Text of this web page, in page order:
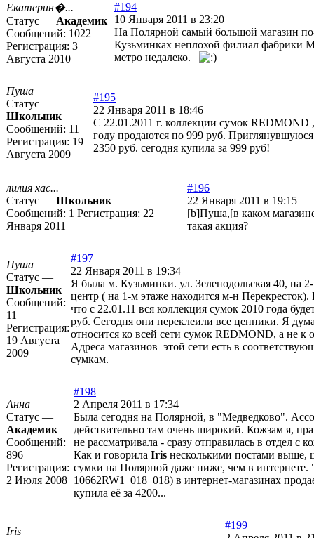
Екатерин�...
Статус — Академик
Сообщений: 1022
Регистрация: 3
Августа 2010
#194
10 Января 2011 в 23:20
На Полярной самый большой магазин
Кузьминках неплохой филиал фабрики
метро недалеко.
Пуша
Статус —
Школьник
Сообщений: 11
Регистрация: 19
Августа 2009
#195
22 Января 2011 в 18:46
С 22.01.2011 г. коллекции сумок REDMOND
году продаются по 999 руб. Приглянувшуюся
2350 руб. сегодня купила за 999 руб!
лилия хас...
Статус — Школьник
Сообщений: 1 Регистрация: 22
Января 2011
#196
22 Января 2011 в 19:15
[b]Пуша,[в каком
такая акция?
Пуша
Статус —
Школьник
Сообщений:
11
Регистрация:
19 Августа
2009
#197
22 Января 2011 в 19:34
Я была м. Кузьминки. ул. Зеленодольская 40, на
центр ( на 1-м этаже находится м-н
что с 22.01.11 вся коллекция сумок 2010 года
руб. Сегодня они переклеили все ценники. Я
относится ко всей сети сумок REDMOND, а не к
Адреса магазинов этой сети есть в
сумкам.
Анна
Статус —
Академик
Сообщений:
896
Регистрация:
2 Июля 2008
#198
2 Апреля 2011 в 17:34
Была сегодня на Полярной, в "Медведково".
действительно там очень широкий. Кожзам я,
не рассматривала - сразу отправилась в отдел с
Как и говорила Iris несколькими постами выше,
сумки на Полярной даже ниже, чем в
10662RW1_018_018) в интернет-магазинах
купила её за 4200...
Iris
#199